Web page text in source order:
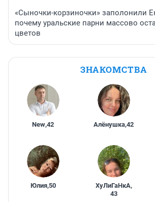
«Сыночки-корзиночки» заполонили
почему уральские парни массово
цветов
ЗНАКОМСТВА
New,42 Алёнушка,42
Юлия,50 ХуЛиГаНкА,
43